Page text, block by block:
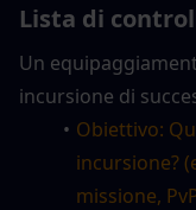
Lista di
Un
incursione di
Obiettivo:
incursione?
missione,